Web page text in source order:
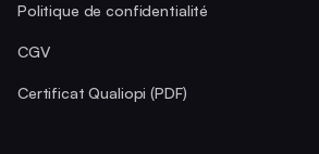
Politique de confidentialité
CGV
Certificat Qualiopi (PDF)